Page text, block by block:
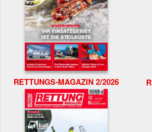
RETTUNGS-MAGAZIN 2/2026